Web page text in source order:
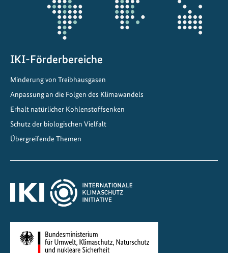
a
n
n
o
0
2
IKI-Förderbereiche
Minderung von Treibhausgasen
Anpassung an die Folgen des Klimawandels
Erhalt natürlicher Kohlenstoffsenken
Schutz der biologischen Vielfalt
Übergreifende Themen